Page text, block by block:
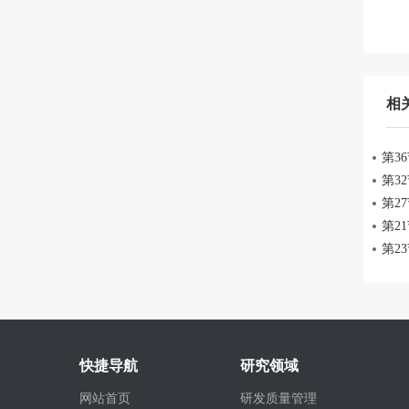
相
第
快捷导航
网站首页
研究领域
研发质量管理